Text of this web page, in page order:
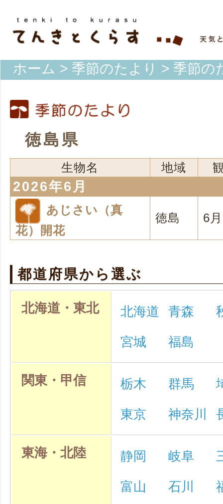
ホーム > 季節のたより > 季節の
徳島県
生物名 地域
2026年6月
あじさい（真
花）開花
徳島 6
都道府県から選ぶ
北海道・東北 北海道 青森
宮城 福島
関東・甲信 栃木 群馬
東京 神奈川
東海・北陸 静岡 岐阜
富山 石川